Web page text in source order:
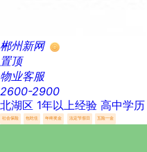
郴州新网
置顶
物业客服
2600-2900
北湖区 1年以上经验 高中学历
社会保险 包吃住 年终奖金 法定节假日 五险一金